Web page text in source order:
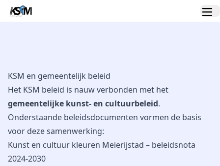
KSM en gemeentelijk beleid
Het KSM beleid is nauw verbonden met het
gemeentelijke kunst- en cultuurbeleid.
Onderstaande beleidsdocumenten vormen de basis
voor deze samenwerking:
Kunst en cultuur kleuren Meierijstad – beleidsnota
2024-2030